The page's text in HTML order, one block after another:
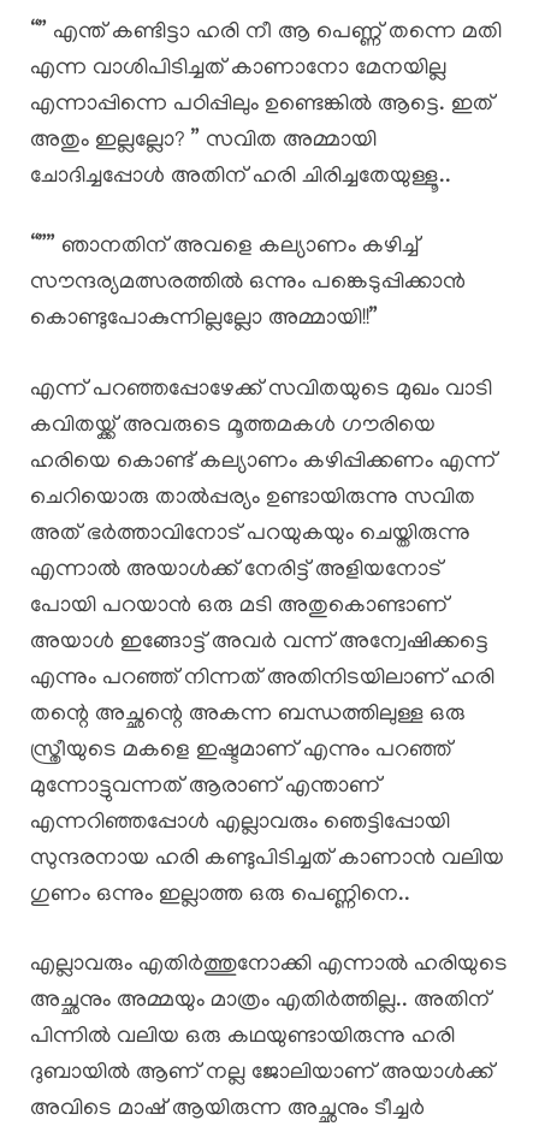
“” എന്ത് കണ്ടിട്ടാ ഹരി നീ ആ പെണ്ണ് തന്നെ മതി
എന്ന വാശിപിടിച്ചത് കാണാനോ മേനയില്ല
എന്നാപ്പിന്നെ പഠിപ്പിലും ഉണ്ടെങ്കിൽ ആട്ടെ. ഇത്
അതും ഇല്ലല്ലോ? ” സവിത അമ്മായി
ചോദിച്ചപ്പോൾ അതിന് ഹരി ചിരിച്ചതേയുള്ളൂ..
“”” ഞാനതിന് അവളെ കല്യാണം കഴിച്ച്
സൗന്ദര്യമത്സരത്തിൽ ഒന്നും പങ്കെടുപ്പിക്കാൻ
കൊണ്ടുപോകുന്നില്ലല്ലോ അമ്മായി!!”
എന്ന് പറഞ്ഞപ്പോഴേക്ക് സവിതയുടെ മുഖം വാടി
കവിതയ്ക്ക് അവരുടെ മൂത്തമകൾ ഗൗരിയെ
ഹരിയെ കൊണ്ട് കല്യാണം കഴിപ്പിക്കണം എന്ന്
ചെറിയൊരു താൽപ്പര്യം ഉണ്ടായിരുന്നു സവിത
അത് ഭർത്താവിനോട് പറയുകയും ചെയ്തിരുന്നു
എന്നാൽ അയാൾക്ക് നേരിട്ട് അളിയനോട്
പോയി പറയാൻ ഒരു മടി അതുകൊണ്ടാണ്
അയാൾ ഇങ്ങോട്ട് അവർ വന്ന് അന്വേഷിക്കട്ടെ
എന്നും പറഞ്ഞ് നിന്നത് അതിനിടയിലാണ് ഹരി
തന്റെ അച്ഛന്റെ അകന്ന ബന്ധത്തിലുള്ള ഒരു
സ്ത്രീയുടെ മകളെ ഇഷ്ടമാണ് എന്നും പറഞ്ഞ്
മുന്നോട്ടുവന്നത് ആരാണ് എന്താണ്
എന്നറിഞ്ഞപ്പോൾ എല്ലാവരും ഞെട്ടിപ്പോയി
സുന്ദരനായ ഹരി കണ്ടുപിടിച്ചത് കാണാൻ വലിയ
ഗുണം ഒന്നും ഇല്ലാത്ത ഒരു പെണ്ണിനെ..
എല്ലാവരും എതിർത്തുനോക്കി എന്നാൽ ഹരിയുടെ
അച്ഛനും അമ്മയും മാത്രം എതിർത്തില്ല.. അതിന്
പിന്നിൽ വലിയ ഒരു കഥയുണ്ടായിരുന്നു ഹരി
ദുബായിൽ ആണ് നല്ല ജോലിയാണ് അയാൾക്ക്
അവിടെ മാഷ് ആയിരുന്ന അച്ഛനും ടീച്ചർ